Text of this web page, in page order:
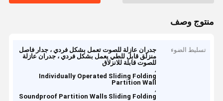
منتوج وصف
تسليط الضوء
جدران عازلة للصوت تعمل بشكل فردي ، جدار فاصل
منزلق قابل للطي يعمل بشكل فردي ، جدران عازلة
للصوت قابلة للانزلاق
,
Individually Operated Sliding Folding
Partition Wall
,
Soundproof Partition Walls Sliding Folding